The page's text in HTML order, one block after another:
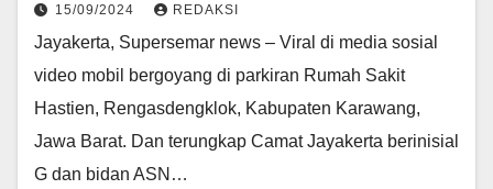
15/09/2024 REDAKSI
Jayakerta, Supersemar news – Viral di media sosial
video mobil bergoyang di parkiran Rumah Sakit
Hastien, Rengasdengklok, Kabupaten Karawang,
Jawa Barat. Dan terungkap Camat Jayakerta berinisial
G dan bidan ASN…